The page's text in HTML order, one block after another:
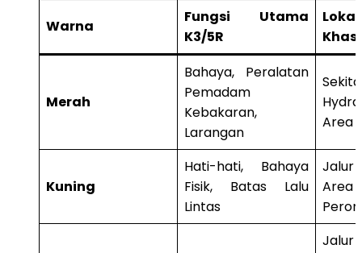
Warna
Fungsi Utama
K3/5R
Khas
Merah
Bahaya, Peralatan
Pemadam
Kebakaran,
Larangan
Area
Kuning
Hati-hati, Bahaya
Fisik, Batas Lalu
Lintas
Jalur
Area
Peron
Jalur